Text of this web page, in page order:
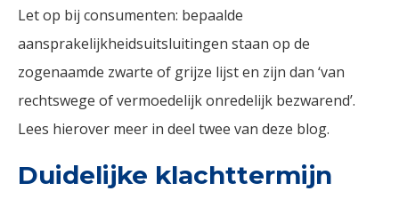
Let op bij consumenten: bepaalde
aansprakelijkheidsuitsluitingen staan op de
zogenaamde zwarte of grijze lijst en zijn dan ‘van
rechtswege of vermoedelijk onredelijk bezwarend’.
Lees hierover meer in deel twee van deze blog.
Duidelijke klachttermijn